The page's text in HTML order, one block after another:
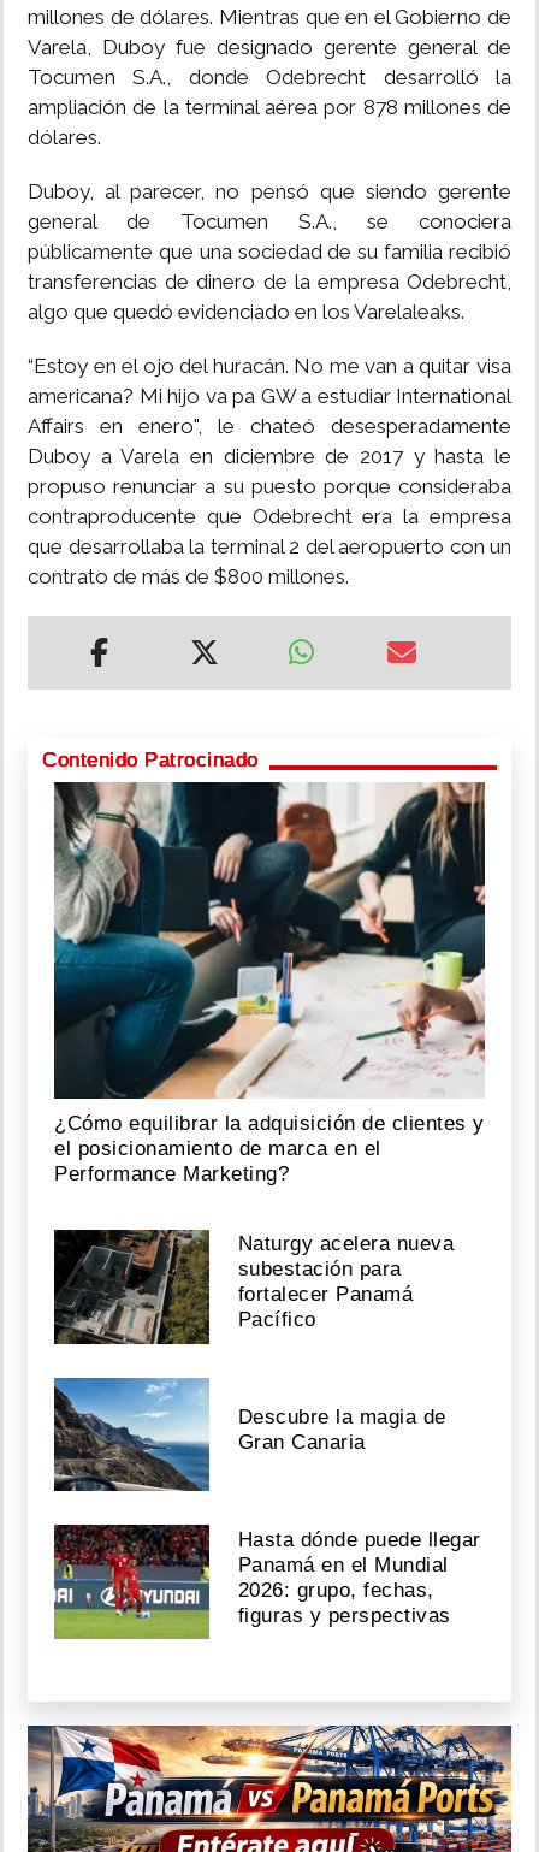
millones de dólares. Mientras que en el Gobierno de
Varela, Duboy fue designado gerente general de
Tocumen S.A., donde Odebrecht desarrolló la
ampliación de la terminal aérea por 878 millones de
dólares.
Duboy, al parecer, no pensó que siendo gerente
general de Tocumen S.A., se conociera
públicamente que una sociedad de su familia recibió
transferencias de dinero de la empresa Odebrecht,
algo que quedó evidenciado en los Varelaleaks.
“Estoy en el ojo del huracán. No me van a quitar visa
americana? Mi hijo va pa GW a estudiar International
Affairs en enero", le chateó desesperadamente
Duboy a Varela en diciembre de 2017 y hasta le
propuso renunciar a su puesto porque consideraba
contraproducente que Odebrecht era la empresa
que desarrollaba la terminal 2 del aeropuerto con un
contrato de más de $800 millones.
Contenido Patrocinado
¿Cómo equilibrar la adquisición de clientes y
el posicionamiento de marca en el
Performance Marketing?
Naturgy acelera nueva
subestación para
fortalecer Panamá
Pacífico
Descubre la magia de
Gran Canaria
Hasta dónde puede llegar
Panamá en el Mundial
2026: grupo, fechas,
figuras y perspectivas